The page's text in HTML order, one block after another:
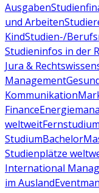
Ausgaben
und Arbeiten
KindStudien-/
Studieninfos in der
Jura &
Management
Kommunikation
Finance
weltweitFernstudium
StudiumBachelor
Studienplätze
International
im Ausland